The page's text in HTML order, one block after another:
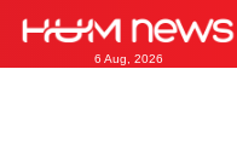
6 Aug, 2026